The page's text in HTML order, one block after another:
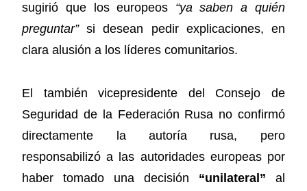
sugirió que los europeos “ya saben a quién
preguntar”si desean pedir explicaciones, en
clara alusión a los líderes comunitarios.
El también vicepresidente del Consejo de
Seguridad de la Federación Rusa no confirmó
directamente la autoría rusa, pero
responsabilizó a las autoridades europeas por
haber tomado una decisión “unilateral” al